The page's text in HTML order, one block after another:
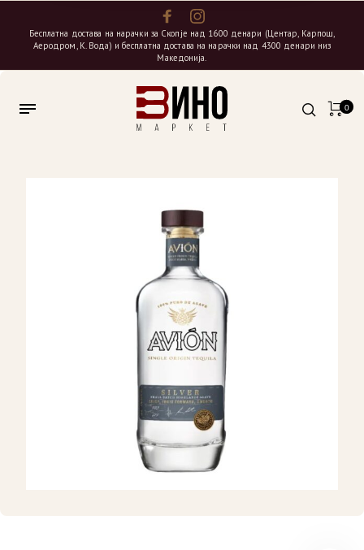
Бесплатна достава на нарачки за Скопје над 1600 денари (Центар, Карпош,
Аеродром, К. Вода) и бесплатна достава на нарачки над 4300 денари низ
Македонија.
0